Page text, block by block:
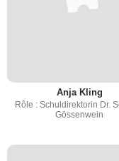
Anja Kling
Rôle : Schuldirektorin Dr.
Gössenwein